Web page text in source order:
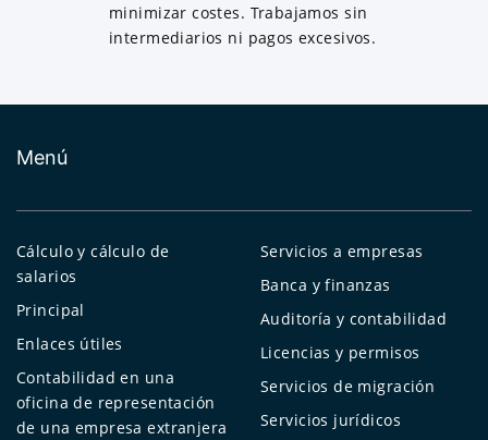
minimizar costes. Trabajamos sin
intermediarios ni pagos excesivos.
Menú
Cálculo y cálculo de
salarios
Principal
Enlaces útiles
Contabilidad en una
oficina de representación
de una empresa extranjera
Servicios a empresas
Banca y finanzas
Auditoría y contabilidad
Licencias y permisos
Servicios de migración
Servicios jurídicos